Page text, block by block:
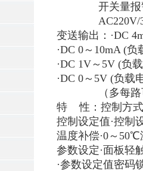
开关量
AC220V/
变送输出： ·DC
·DC 0～10mA (
·DC 1V～5V (负
·DC 0～5V (负载
（多每
特
性： 控制方
控制设定值·控制
温度补偿·0～
参数设定·面板轻
·参数设定值密码